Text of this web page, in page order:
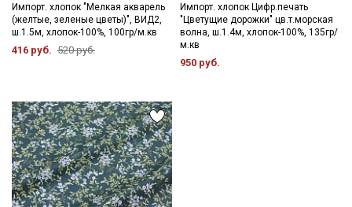
Импорт. хлопок "Мелкая акварель
(желтые, зеленые цветы)", ВИД2,
ш.1.5м, хлопок-100%, 100гр/м.кв
416 руб. 520 руб.
Импорт. хлопок Цифр.печать
"Цветущие дорожки" цв.т.морская
волна, ш.1.4м, хлопок-100%, 135гр/
м.кв
950 руб.